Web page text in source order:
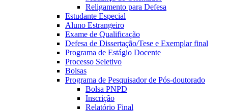
Religamento para Defesa
Estudante Especial
Aluno Estrangeiro
Exame de Qualificação
Defesa de Dissertação/Tese e Exemplar final
Programa de Estágio Docente
Processo Seletivo
Bolsas
Programa de Pesquisador de Pós-doutorado
Bolsa PNPD
Inscrição
Relatório Final